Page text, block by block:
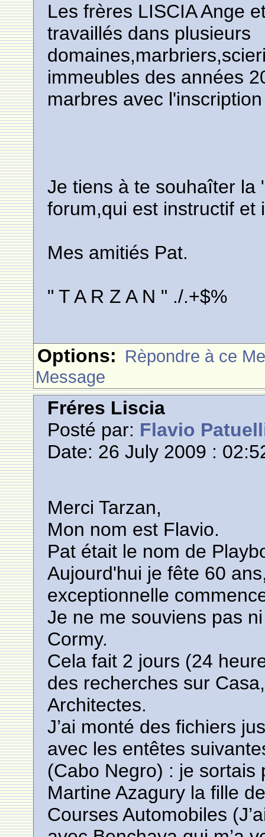
Les frères LISCIA Ange
travaillés dans plusieurs
immeubles des années
marbres avec
Je tiens à te souhaîter la
forum,qui est instructif et
Mes amitiés Pat.
" T A R Z A N " ./.+$%
Options: Rèpondre à ce
Message
Fréres Liscia
Posté par: Flavio
Date: 26 July 2009 :
Merci Tarzan,
Mon nom est Flavio.
Pat était le nom de
Aujourd'hui je fête 60
exceptionnelle
Je ne me souviens pas
Cormy.
Cela fait 2 jours (24
des recherches sur
Architectes.
J’ai monté des fichiers
avec les entêtes
(Cabo Negro) : je
Martine Azagury la fille
Courses Automobiles